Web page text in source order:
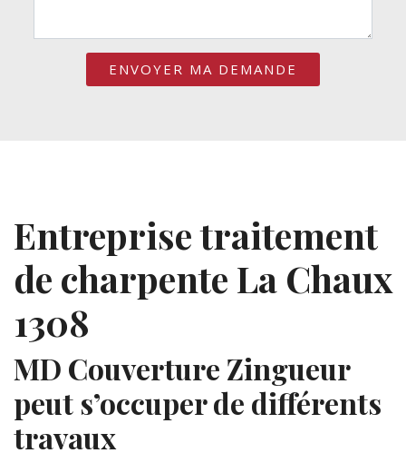
Entreprise traitement
de charpente La Chaux
1308
MD Couverture Zingueur
peut s’occuper de différents
travaux